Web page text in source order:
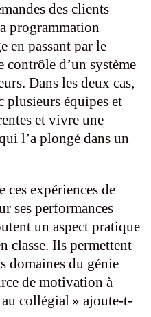
des clients
programmation
en passant par le
contrôle d’un système
Dans les deux cas,
plusieurs équipes et
et vivre une
l’a plongé dans un
ces expériences de
ses performances
un aspect pratique
classe. Ils permettent
domaines du génie
de motivation à
collégial » ajoute-t-